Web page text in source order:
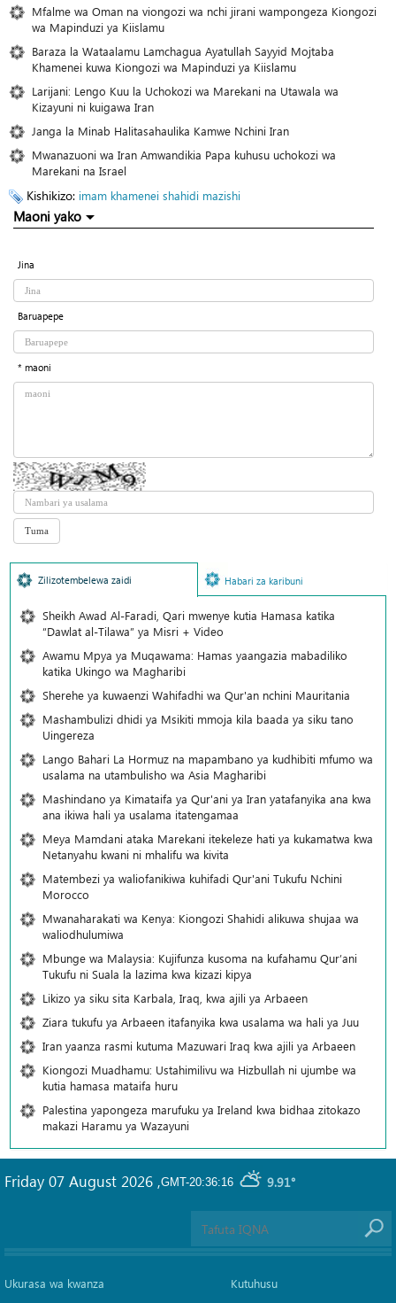
Mfalme wa Oman na viongozi wa nchi jirani wampongeza Kiongozi
wa Mapinduzi ya Kiislamu
Baraza la Wataalamu Lamchagua Ayatullah Sayyid Mojtaba
Khamenei kuwa Kiongozi wa Mapinduzi ya Kiislamu
Larijani: Lengo Kuu la Uchokozi wa Marekani na Utawala wa
Kizayuni ni kuigawa Iran
Janga la Minab Halitasahaulika Kamwe Nchini Iran
Mwanazuoni wa Iran Amwandikia Papa kuhusu uchokozi wa
Marekani na Israel
Kishikizo: imam khamenei shahidi mazishi
Maoni yako
Jina
Baruapepe
* maoni
Zilizotembelewa zaidi Habari za karibuni
Sheikh Awad Al-Faradi, Qari mwenye kutia Hamasa katika
“Dawlat al-Tilawa” ya Misri + Video
Awamu Mpya ya Muqawama: Hamas yaangazia mabadiliko
katika Ukingo wa Magharibi
Sherehe ya kuwaenzi Wahifadhi wa Qur'an nchini Mauritania
Mashambulizi dhidi ya Msikiti mmoja kila baada ya siku tano
Uingereza
Lango Bahari La Hormuz na mapambano ya kudhibiti mfumo wa
usalama na utambulisho wa Asia Magharibi
Mashindano ya Kimataifa ya Qur'ani ya Iran yatafanyika ana kwa
ana ikiwa hali ya usalama itatengamaa
Meya Mamdani ataka Marekani itekeleze hati ya kukamatwa kwa
Netanyahu kwani ni mhalifu wa kivita
Matembezi ya waliofanikiwa kuhifadi Qur'ani Tukufu Nchini
Morocco
Mwanaharakati wa Kenya: Kiongozi Shahidi alikuwa shujaa wa
waliodhulumiwa
Mbunge wa Malaysia: Kujifunza kusoma na kufahamu Qur’ani
Tukufu ni Suala la lazima kwa kizazi kipya
Likizo ya siku sita Karbala, Iraq, kwa ajili ya Arbaeen
Ziara tukufu ya Arbaeen itafanyika kwa usalama wa hali ya Juu
Iran yaanza rasmi kutuma Mazuwari Iraq kwa ajili ya Arbaeen
Kiongozi Muadhamu: Ustahimilivu wa Hizbullah ni ujumbe wa
kutia hamasa mataifa huru
Palestina yapongeza marufuku ya Ireland kwa bidhaa zitokazo
makazi Haramu ya Wazayuni
GMT-20:36:16 9.91°
Friday 07 August 2026 ,
Ukurasa wa kwanza
Kutuhusu